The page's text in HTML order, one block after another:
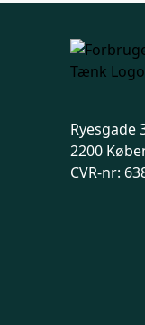
Ryesgade
2200
CVR-nr: